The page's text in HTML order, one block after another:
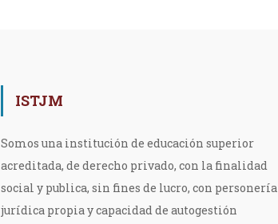
ISTJM
Somos una institución de educación superior
acreditada, de derecho privado, con la finalidad
social y publica, sin fines de lucro, con personería
jurídica propia y capacidad de autogestión